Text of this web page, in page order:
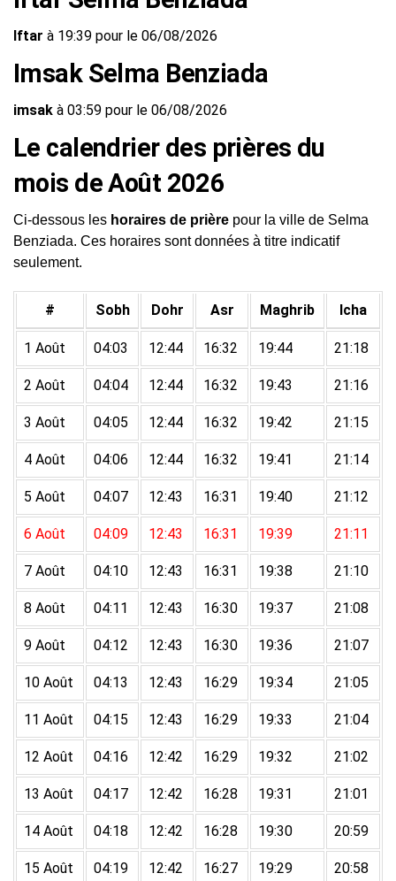
Iftar à 19:39 pour le 06/08/2026
Imsak Selma Benziada
imsak à 03:59 pour le 06/08/2026
Le calendrier des prières du
mois de Août 2026
Ci-dessous les horaires de prière pour la ville de Selma
Benziada. Ces horaires sont données à titre indicatif
seulement.
# Sobh Dohr Asr Maghrib Icha
1 Août 04:03 12:44 16:32 19:44 21:18
2 Août 04:04 12:44 16:32 19:43 21:16
3 Août 04:05 12:44 16:32 19:42 21:15
4 Août 04:06 12:44 16:32 19:41 21:14
5 Août 04:07 12:43 16:31 19:40 21:12
6 Août 04:09 12:43 16:31 19:39 21:11
7 Août 04:10 12:43 16:31 19:38 21:10
8 Août 04:11 12:43 16:30 19:37 21:08
9 Août 04:12 12:43 16:30 19:36 21:07
10 Août 04:13 12:43 16:29 19:34 21:05
11 Août 04:15 12:43 16:29 19:33 21:04
12 Août 04:16 12:42 16:29 19:32 21:02
13 Août 04:17 12:42 16:28 19:31 21:01
14 Août 04:18 12:42 16:28 19:30 20:59
15 Août 04:19 12:42 16:27 19:29 20:58